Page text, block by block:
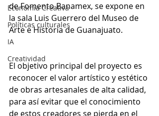
Economía Creativa
Políticas culturales
IA
Creatividad
de Fomento Banamex, se expone en
la sala Luis Guerrero del Museo de
Arte e Historia de Guanajuato.
El objetivo principal del proyecto es
reconocer el valor artístico y estético
de obras artesanales de alta calidad,
para así evitar que el conocimiento
de estos creadores se pierda en el